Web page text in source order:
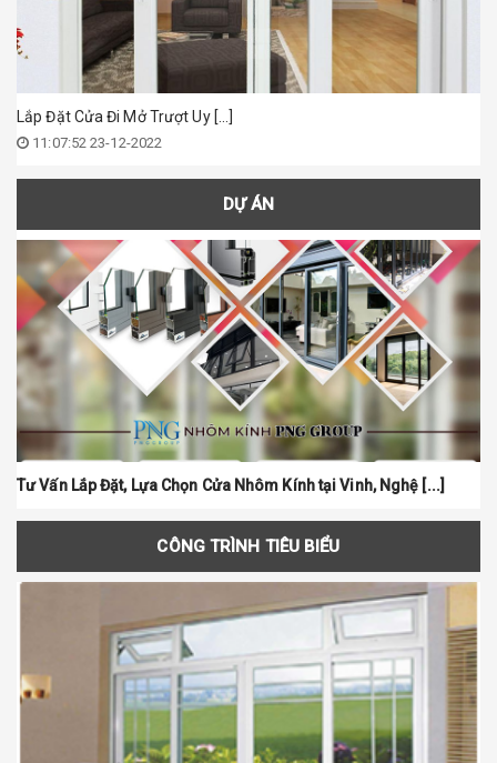
Lắp Đặt Cửa Đi Mở Trượt Uy [...]
11:07:52 23-12-2022
DỰ ÁN
Ứng Dụng Tuyệt Vời Của Kính Cường Lực - Kính Cường Lực [...]
CÔNG TRÌNH TIÊU BIỂU